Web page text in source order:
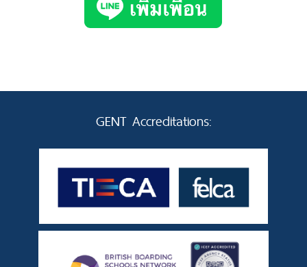
GENT Accreditations: